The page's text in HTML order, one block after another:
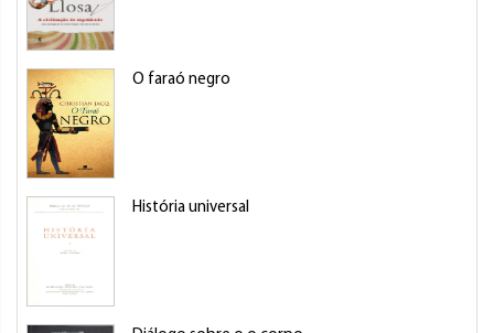
O faraó negro
História universal